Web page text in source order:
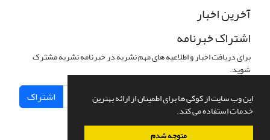
این وب سایت از کوکی ها برای اطمینان از ارائه بهترین
خدمات استفاده می کند.
متوجه شدم
آخرین اخبار
اشتراک خبرنامه
برای دریافت اخبار و اطلاعیه های مهم نشریه در خبرنامه نشریه مشترک
شوید.
اشتراک